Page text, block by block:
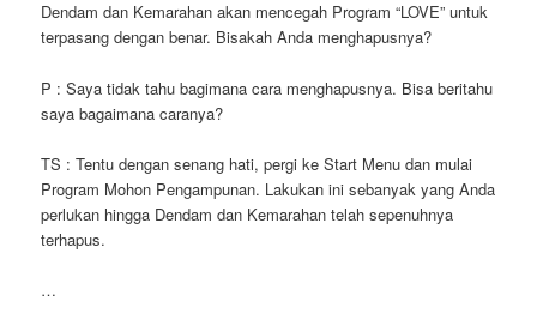
Dendam dan Kemarahan akan mencegah Program “LOVE” untuk
terpasang dengan benar. Bisakah Anda menghapusnya?
P : Saya tidak tahu bagimana cara menghapusnya. Bisa beritahu
saya bagaimana caranya?
TS : Tentu dengan senang hati, pergi ke Start Menu dan mulai
Program Mohon Pengampunan. Lakukan ini sebanyak yang Anda
perlukan hingga Dendam dan Kemarahan telah sepenuhnya
terhapus.
…